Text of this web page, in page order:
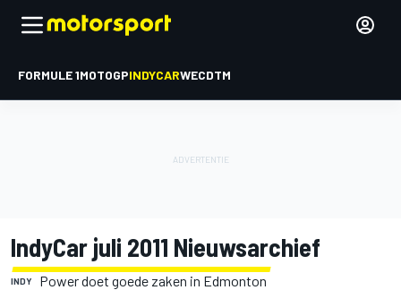
FORMULE 1MOTOGPINDYCARWECDTM
IndyCar juli 2011 Nieuwsarchief
INDY Power doet goede zaken in Edmonton